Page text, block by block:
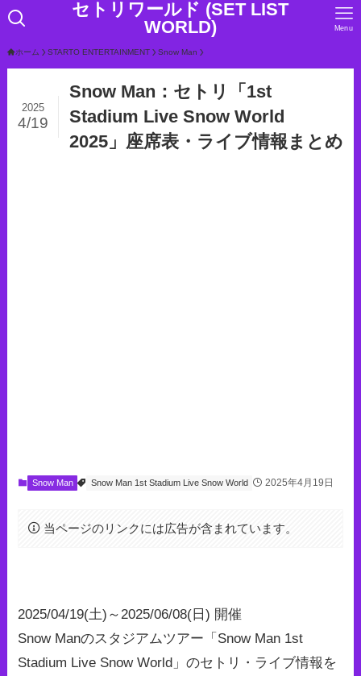
セトリワールド (SET LIST
WORLD)
Menu
ホーム STARTO ENTERTAINMENT Snow Man
Snow Man：セトリ「1st
Stadium Live Snow World
2025」座席表・ライブ情報まとめ
2025
4/19
Snow Man Snow Man 1st Stadium Live Snow World 2025年4月19日
当ページのリンクには広告が含まれています。
2025/04/19(土)～2025/06/08(日) 開催
Snow Manのスタジアムツアー「Snow Man 1st
Stadium Live Snow World」のセトリ・ライブ情報を